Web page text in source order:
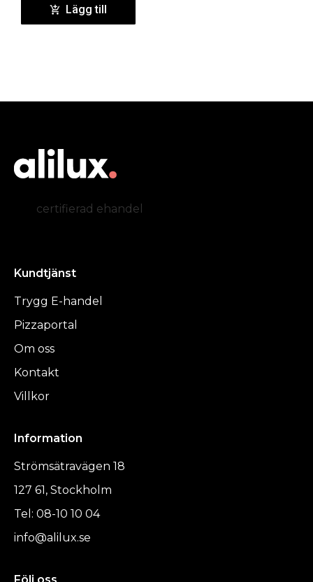
Lägg till
certifierad ehandel
Kundtjänst
Trygg E-handel
Pizzaportal
Om oss
Kontakt
Villkor
Information
Strömsätravägen 18
127 61, Stockholm
Tel: 08-10 10 04
info@alilux.se